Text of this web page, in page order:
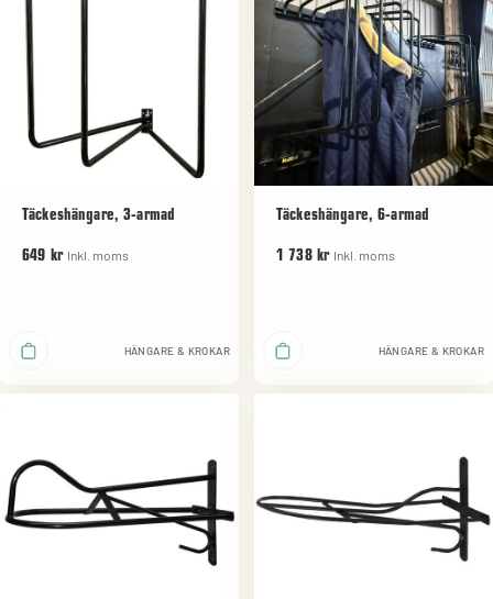
Täckeshängare, 3-armad
649 kr Inkl. moms
HÄNGARE & KROKAR
Täckeshängare, 6-armad
1 738 kr Inkl. moms
HÄNGARE & KROKAR